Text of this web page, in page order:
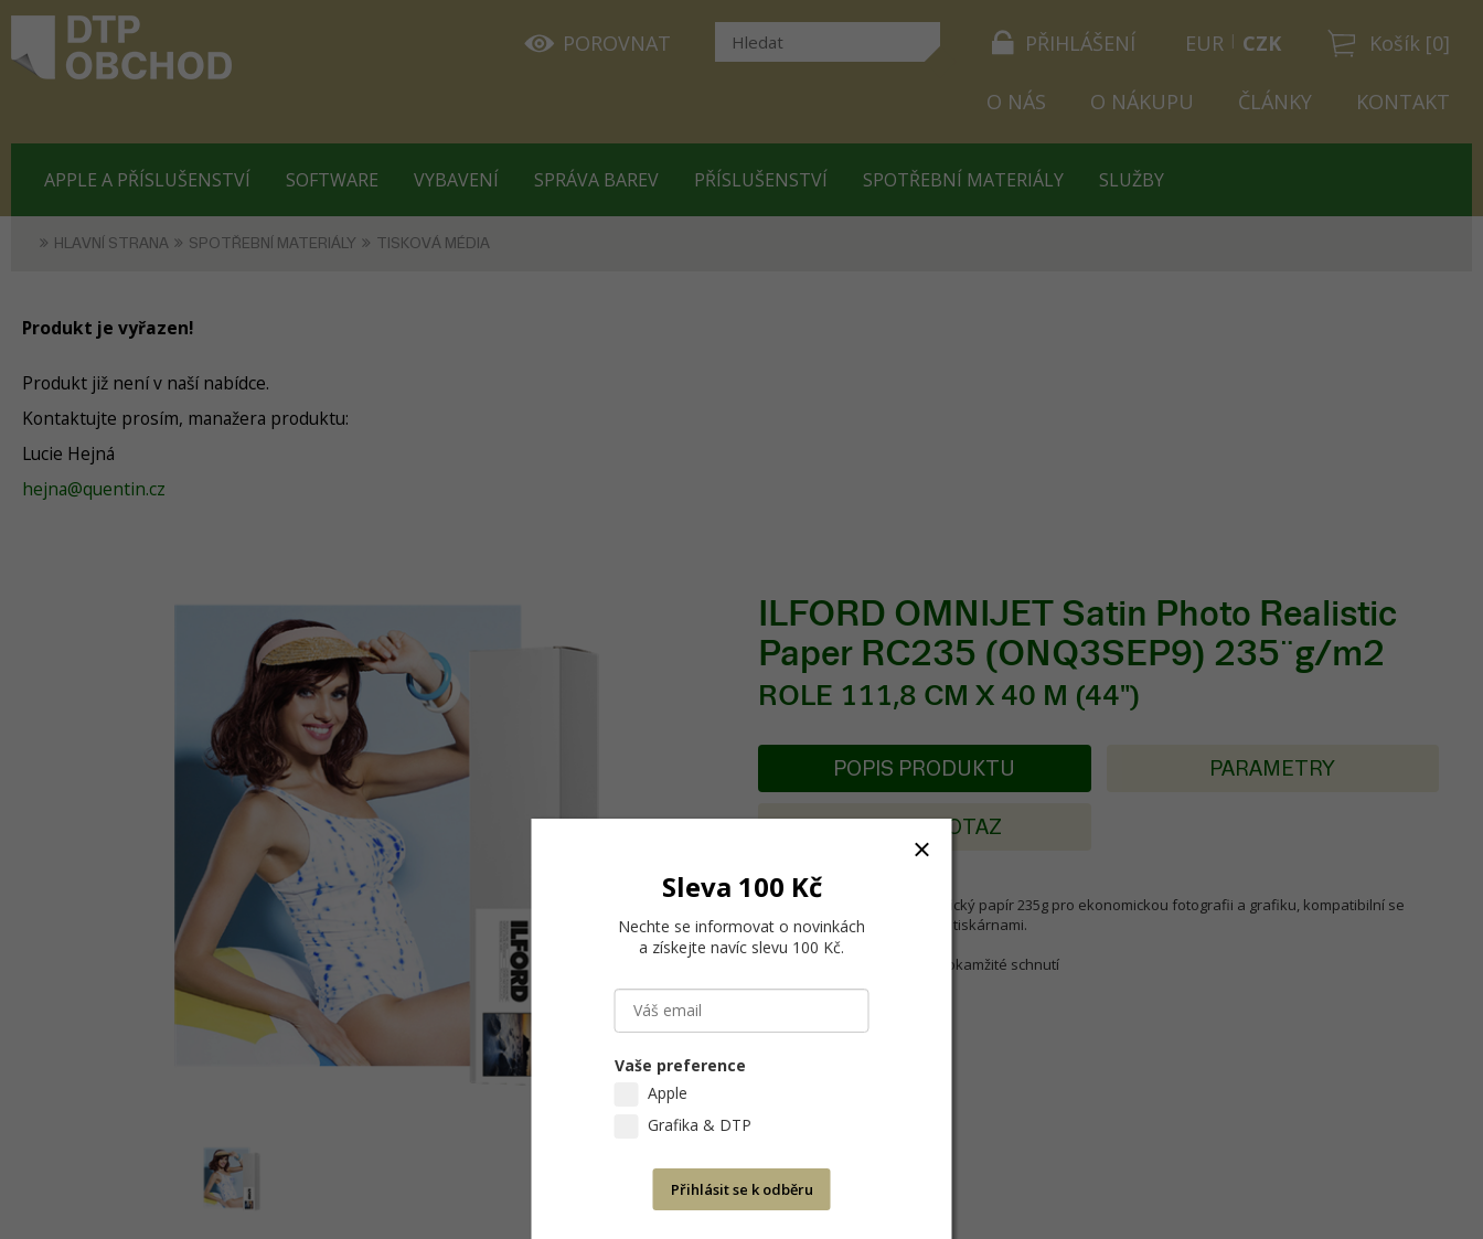
PŘIHLÁŠENÍ Košík [0]
POROVNAT EUR CZK
O NÁS O NÁKUPU ČLÁNKY KONTAKT
APPLE A PŘÍSLUŠENSTVÍ SOFTWARE VYBAVENÍ SPRÁVA BAREV PŘÍSLUŠENSTVÍ SPOTŘEBNÍ MATERIÁLY SLUŽBY
HLAVNÍ STRANA SPOTŘEBNÍ MATERIÁLY TISKOVÁ MÉDIA
Produkt je vyřazen!
Produkt již není v naší nabídce.
Kontaktujte prosím, manažera produktu:
Lucie Hejná
hejna@quentin.cz
ILFORD OMNIJET Satin Photo Realistic
Paper RC235 (ONQ3SEP9) 235¨g/m2
ROLE 111,8 CM X 40 M (44")
POPIS PRODUKTU PARAMETRY
POSLAT DOTAZ
Základní polomatný fotografický papír 235g pro ekonomickou fotografii a grafiku, kompatibilní se
všemi inkjet, latexovými a UV tiskárnami.
- instant-dry vrstva zajišťuje okamžité schnutí
Sleva 100 Kč
Nechte se informovat o novinkách
a získejte navíc slevu 100 Kč.
Vaše preference
Apple
Grafika & DTP
Přihlásit se k odběru